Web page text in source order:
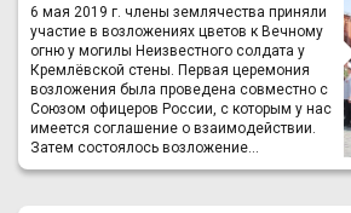
6 мая 2019 г. члены землячества приняли
участие в возложениях цветов к Вечному
огню у могилы Неизвестного солдата у
Кремлёвской стены. Первая церемония
возложения была проведена совместно с
Союзом офицеров России, с которым у нас
имеется соглашение о взаимодействии.
Затем состоялось возложение...